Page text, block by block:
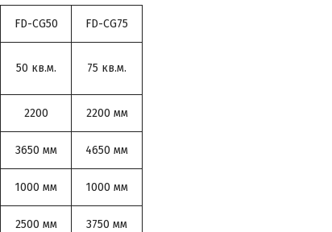
FD-CG50 FD-CG75
50 кв.м. 75 кв.м.
2200 2200 мм
3650 мм 4650 мм
1000 мм 1000 мм
2500 мм 3750 мм